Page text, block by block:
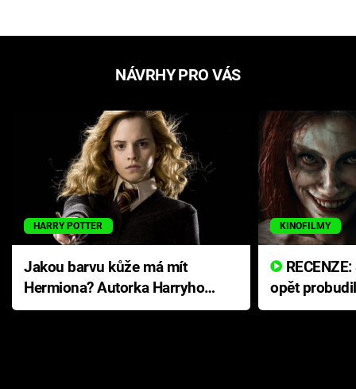
NÁVRHY PRO VÁS
HARRY POTTER
Jakou barvu kůže má mít
Hermiona? Autorka Harryho
Pottera přišla s ráznou
KINOFILMY
opět
přichází s